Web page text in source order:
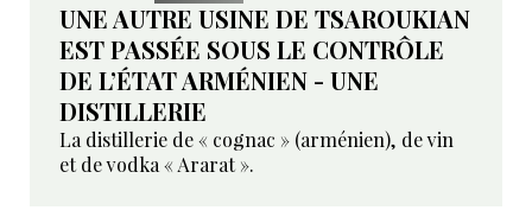
UNE AUTRE USINE DE TSAROUKIAN
EST PASSÉE SOUS LE CONTRÔLE
DE L’ÉTAT ARMÉNIEN - UNE
DISTILLERIE
La distillerie de « cognac » (arménien), de vin
et de vodka « Ararat ».